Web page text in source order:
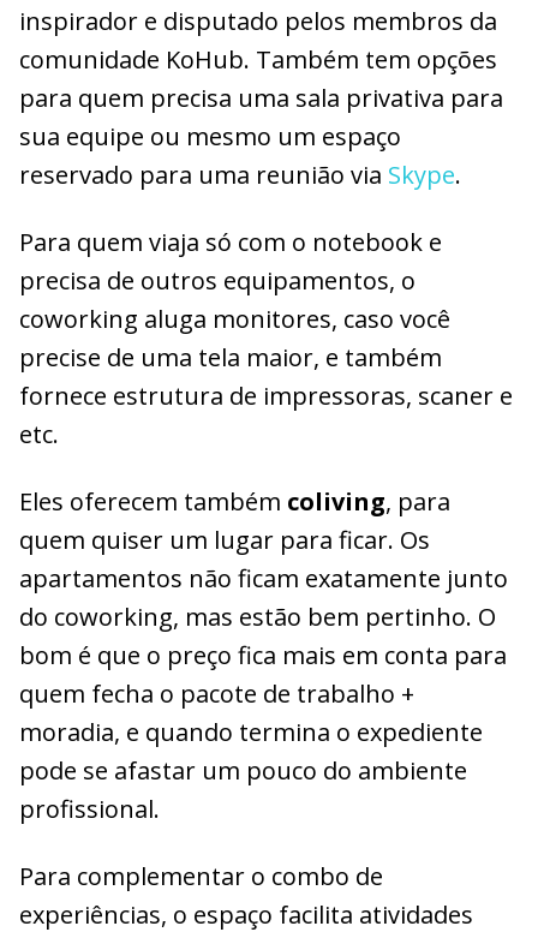
inspirador e disputado pelos membros da
comunidade KoHub. Também tem opções
para quem precisa uma sala privativa para
sua equipe ou mesmo um espaço
reservado para uma reunião via Skype.
Para quem viaja só com o notebook e
precisa de outros equipamentos, o
coworking aluga monitores, caso você
precise de uma tela maior, e também
fornece estrutura de impressoras, scaner e
etc.
Eles oferecem também coliving, para
quem quiser um lugar para ficar. Os
apartamentos não ficam exatamente junto
do coworking, mas estão bem pertinho. O
bom é que o preço fica mais em conta para
quem fecha o pacote de trabalho +
moradia, e quando termina o expediente
pode se afastar um pouco do ambiente
profissional.
Para complementar o combo de
experiências, o espaço facilita atividades